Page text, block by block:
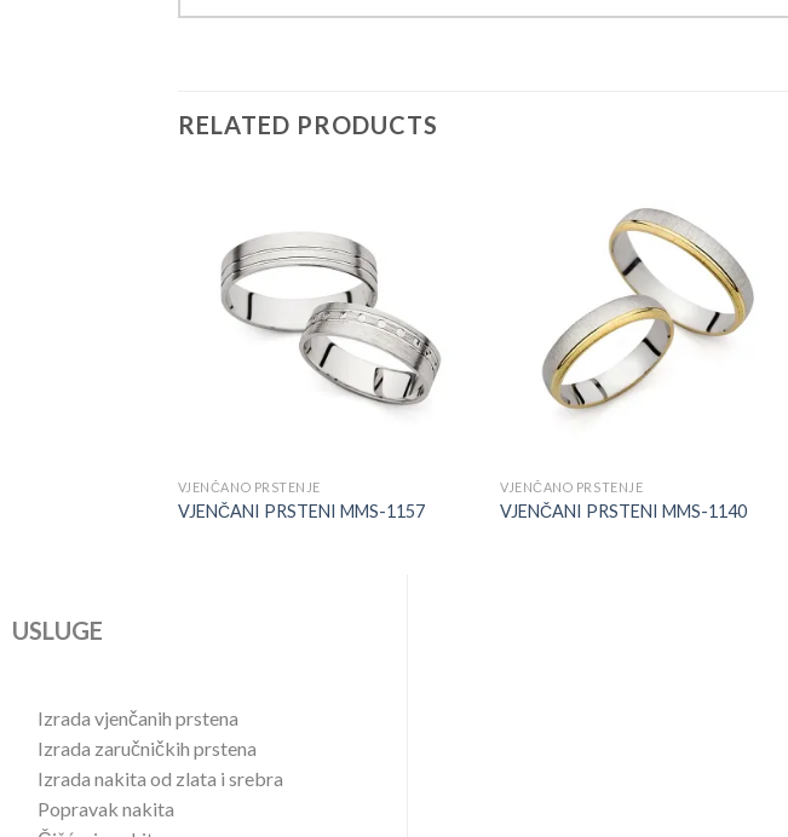
RELATED PRODUCTS
VJENČANO PRSTENJE
VJENČANI PRSTENI MMS-1157
Wishlist
VJENČANO PRSTENJE
VJENČANI PRSTENI MMS-1140
USLUGE
Izrada vjenčanih prstena
Izrada zaručničkih prstena
Izrada nakita od zlata i srebra
Popravak nakita